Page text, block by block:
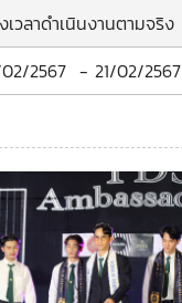
เวลาดำเนินงานตามจริง
2567- 21/02/2567